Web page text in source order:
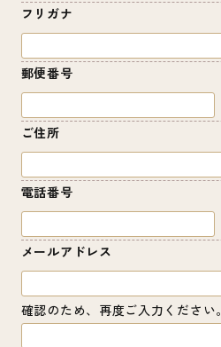
フリガナ
郵便番号
ご住所
電話番号
メールアドレス
確認のため、再度ご入力ください。